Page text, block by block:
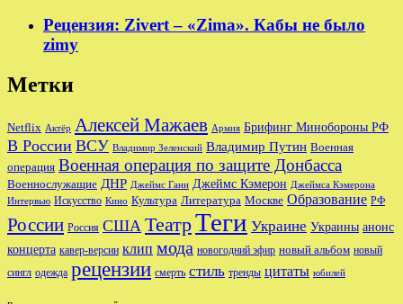
Рецензия: Zivert – «Zima». Кабы не было
zimy
Метки
Netflix Актёр Алексей Мажаев Армия Брифинг Минобороны РФ
В России ВСУ Владимир Зеленский Владимир Путин Военная
операция Военная операция по защите Донбасса
Военнослужащие ДНР Джеймс Ганн Джеймс Кэмерон Джеймса Кэмерона
Интервью Искусство Кино Культура Литература Москве Образование РФ
России Россия США ТеатрТеги Украине Украины анонс
концерта кавер-версии клип мода новогодний эфир новый альбом новый
сингл одежда рецензии смерть стиль тренды цитаты юбилей